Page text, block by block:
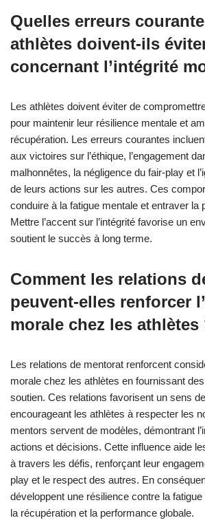
confiance entre coéquipiers et entraîneurs.
engagements démontre la fiabilité et
mentale et le processus de récupération
Comment les athlètes
créer un code éthique
pour la récupération ?
Les athlètes peuvent créer un code éthique
récupération en définissant leurs valeurs et
fondamentaux. Ce code devrait mettre
Pour établir ce code, les athlètes devraient
étapes suivantes :
1. Identifier des valeurs personnelles telles
comprendre ce qui a fonctionné et ce qui
3. Fixer des objectifs de récupération clairs
s’alignent avec leurs valeurs.
4. Développer des stratégies pour
ces valeurs pendant les moments difficiles.
5. Réviser et ajuster régulièrement le code
reste pertinent et efficace.
En mettant en œuvre un code éthique
améliorent leur force mentale, conduisant